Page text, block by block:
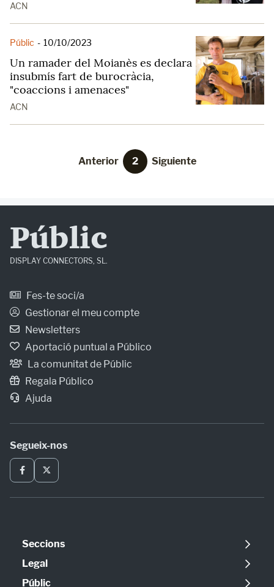
ACN
Públic - 10/10/2023
Un ramader del Moianès es declara
insubmís fart de burocràcia,
"coaccions i amenaces"
ACN
Anterior 2 Siguiente
Públic
DISPLAY CONNECTORS, SL.
Fes-te soci/a
Gestionar el meu compte
Newsletters
Aportació puntual a Público
La comunitat de Públic
Regala Público
Ajuda
Segueix-nos
Seccions
Política
Opinió
Legal
Avís legal
Públic